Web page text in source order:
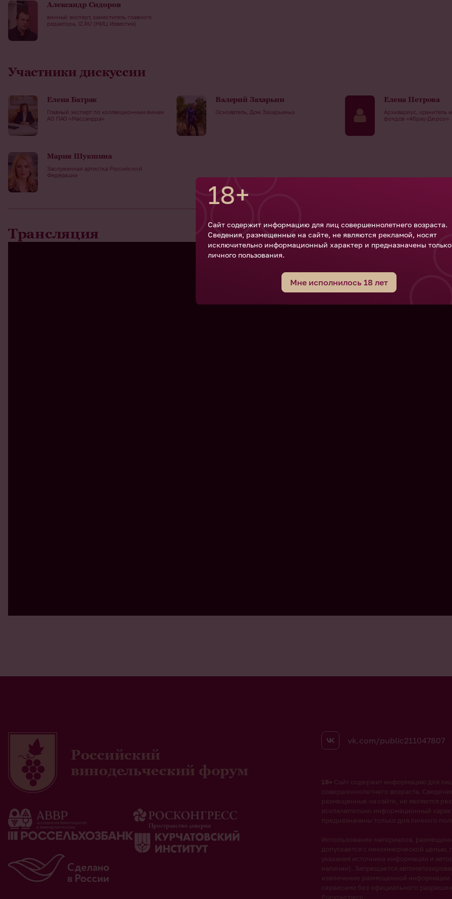
Александр Сидоров
винный эксперт, заместитель главного
редактора, IZ.RU (МИЦ Известия)
Участники дискуссии
Елена Батрак
Главный эксперт по коллекционным винам
АО ПАО «Массандра»
Валерий Захарьин
Основатель, Дом Захарьиных
Елена Петрова
Архивариус, хранитель
фондов «Абрау-Дюрсо»
Мария Шукшина
Заслуженная артистка Российской
Федерации
Трансляция
Российский
винодельческий форум
vk.com/public211047807
18+Сайт содержит информацию для
совершеннолетнего возраста.
размещенные на сайте, не являются
исключительно информационный
предназначены только для личного
Использование материалов,
допускается с некоммерческой целью,
указания источника информации и
наличии). Запрещается
извлечение размещенной
сервисами без официального
Росконгресс.
18+
Сайт содержит информацию для лиц совершеннолетнего возраста.
Сведения, размещенные на сайте, не являются рекламой, носят
исключительно информационный характер и предназначены
личного пользования.
Мне исполнилось 18 лет